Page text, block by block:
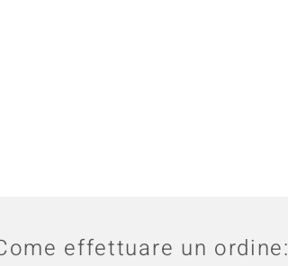
effettuare un ordine: